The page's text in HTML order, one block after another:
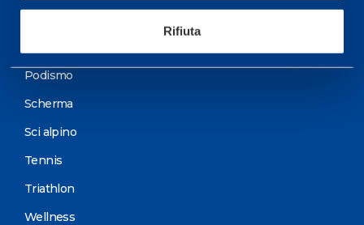
Rifiuta
Podismo
Scherma
Sci alpino
Tennis
Triathlon
Wellness